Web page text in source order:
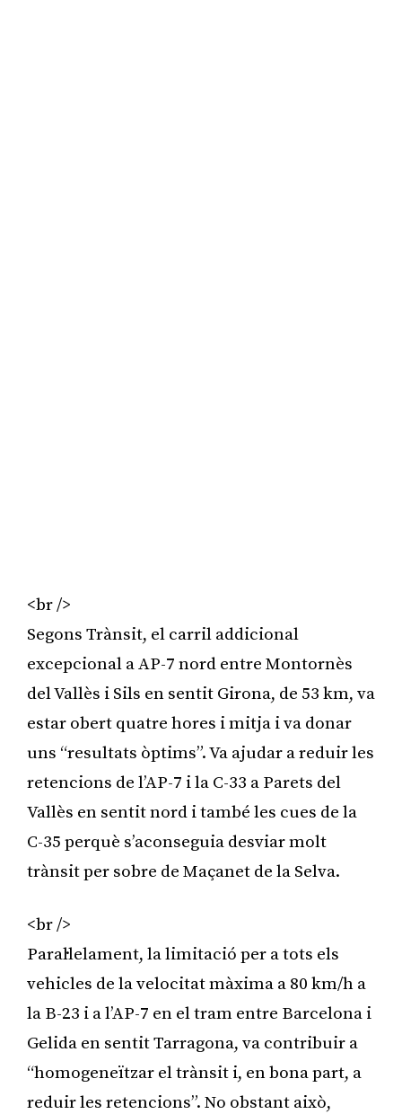
<br />
Segons Trànsit, el carril addicional
excepcional a AP-7 nord entre Montornès
del Vallès i Sils en sentit Girona, de 53 km, va
estar obert quatre hores i mitja i va donar
uns “resultats òptims”. Va ajudar a reduir les
retencions de l’AP-7 i la C-33 a Parets del
Vallès en sentit nord i també les cues de la
C-35 perquè s’aconseguia desviar molt
trànsit per sobre de Maçanet de la Selva.
<br />
Paral·lelament, la limitació per a tots els
vehicles de la velocitat màxima a 80 km/h a
la B-23 i a l’AP-7 en el tram entre Barcelona i
Gelida en sentit Tarragona, va contribuir a
“homogeneïtzar el trànsit i, en bona part, a
reduir les retencions”. No obstant això,